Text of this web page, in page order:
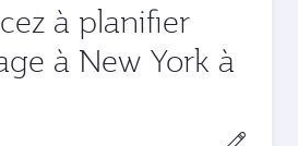
à planifier
à New York à